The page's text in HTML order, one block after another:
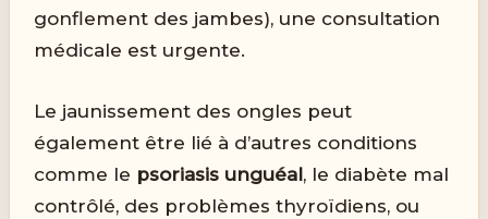
gonflement des jambes), une consultation
médicale est urgente.
Le jaunissement des ongles peut
également être lié à d’autres conditions
comme le psoriasis unguéal, le diabète mal
contrôlé, des problèmes thyroïdiens, ou